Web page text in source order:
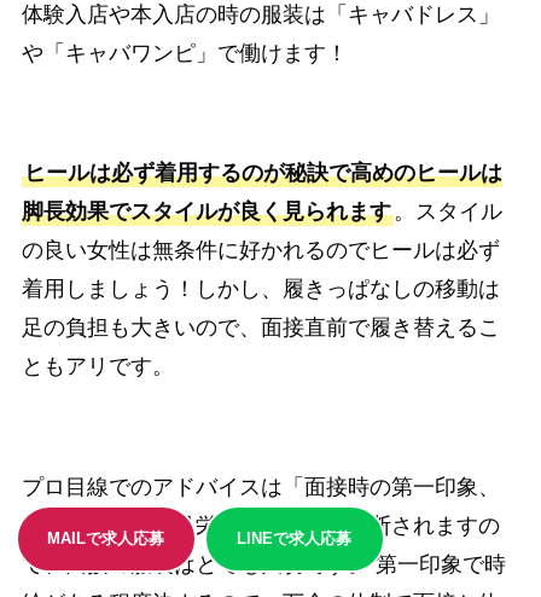
体験入店や本入店の時の服装は「キャバドレス」
や「キャバワンピ」で働けます！
ヒールは必ず着用するのが秘訣で高めのヒールは
脚長効果でスタイルが良く見られます。スタイル
の良い女性は無条件に好かれるのでヒールは必ず
着用しましょう！しかし、履きっぱなしの移動は
足の負担も大きいので、面接直前で履き替えるこ
ともアリです。
プロ目線でのアドバイスは「面接時の第一印象、
席についた時の見栄え」を面接で判断されますの
で、面接の服装はとても大切です。 第一印象で時
MAILで求人応募 LINEで求人応募